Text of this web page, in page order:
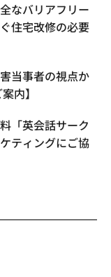
なバリアフリー
住宅改修の必要
当事者の視点か
内】
「英会話サーク
ティングにご協